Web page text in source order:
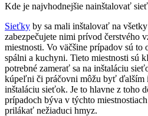
Kde je najvhodnejšie nainštalovať
Sieťky by sa mali inštalovať na
zabezpečujete nimi prívod čerstvého
miestnosti. Vo väčšine prípadov sú to
spálni a kuchyni. Tieto miestnosti sú
potrebné zamerať sa na inštaláciu
kúpeľni či práčovni môžu byť ďalším
inštaláciu sieťok. Je to hlavne z toho
prípadoch býva v týchto
prilákať nežiaduci hmyz.